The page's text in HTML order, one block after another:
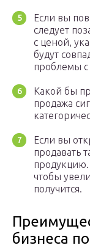
Если вы
следует
с ценой,
будут
проблемы с
Какой бы
продажа
Если вы
продавать
чтобы
получится.
бизнеса